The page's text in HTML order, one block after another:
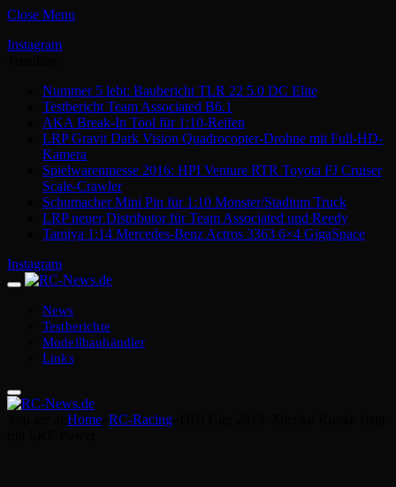
Close Menu
Instagram
Nummer 5 lebt: Baubericht TLR 22 5.0 DC Elite
Testbericht Team Associated B6.1
AKA Break-In Tool für 1:10-Reifen
LRP Gravit Dark Vision Quadrocopter-Drohne mit Full-HD-
Kamera
Spielwarenmesse 2016: HPI Venture RTR Toyota FJ Cruiser
Scale-Crawler
Schumacher Mini Pin für 1:10 Monster/Stadium Truck
LRP neuer Distributor für Team Associated und Reedy
Tamiya 1:14 Mercedes-Benz Actros 3363 6×4 GigaSpace
Instagram
News
Testberichte
Modellbauhändler
Links
Home RC-Racing